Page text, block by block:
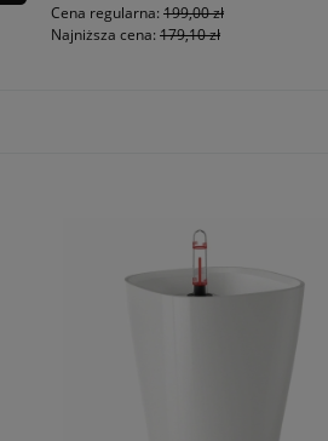
Cena regularna: 199,00 zł
Najniższa cena: 179,10 zł